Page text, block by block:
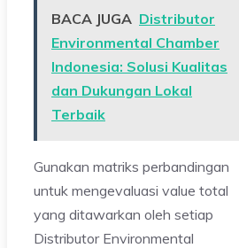
BACA JUGA Distributor
Environmental Chamber
Indonesia: Solusi Kualitas
dan Dukungan Lokal
Terbaik
Gunakan matriks perbandingan
untuk mengevaluasi value total
yang ditawarkan oleh setiap
Distributor Environmental